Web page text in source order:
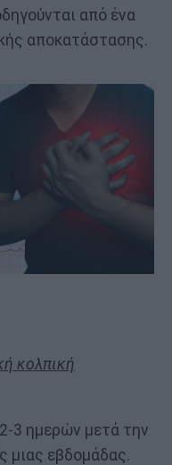
από ένα
αποκατάστασης.
κολπική
3 ημερών μετά την
μιας εβδομάδας.